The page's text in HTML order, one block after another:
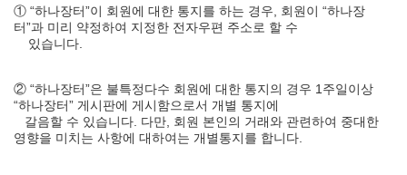
① “하나장터”이 회원에 대한 통지를 하는 경우, 회원이 “하나장
터”과 미리 약정하여 지정한 전자우편 주소로 할 수
있습니다.
② “하나장터”은 불특정다수 회원에 대한 통지의 경우 1주일이상
“하나장터” 게시판에 게시함으로서 개별 통지에
갈음할 수 있습니다. 다만, 회원 본인의 거래와 관련하여 중대한
영향을 미치는 사항에 대하여는 개별통지를 합니다.